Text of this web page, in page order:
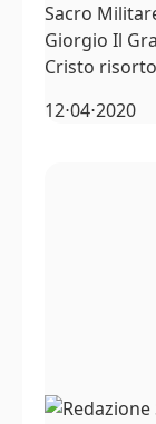
Sacro
Giorgio Il
Cristo
12⋅04⋅2020